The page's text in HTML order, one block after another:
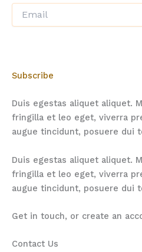
Subscribe
Duis egestas aliquet aliquet.
fringilla et leo eget, viverra
augue tincidunt, posuere dui
Duis egestas aliquet aliquet.
fringilla et leo eget, viverra
augue tincidunt, posuere dui
Get in touch, or create an
Contact Us